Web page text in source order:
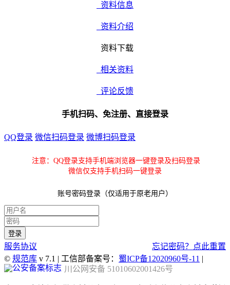
资料信息
资料介绍
资料下载
相关资料
评论反馈
手机扫码、免注册、直接登录
QQ登录 微信扫码登录 微博扫码登录
注意：QQ登录支持手机端浏览器一键登录及扫码登录
微信仅支持手机扫码一键登录
账号密码登录（仅适用于原老用户）
服务协议
忘记密码？点此重置
© 规范库 v 7.1 | 工信部备案号： 蜀ICP备12020960号-11 |
川公网安备 51010602001426号